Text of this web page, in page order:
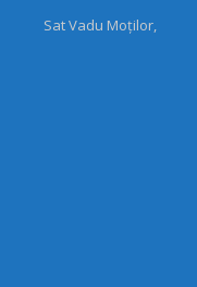
Vadu Moților,